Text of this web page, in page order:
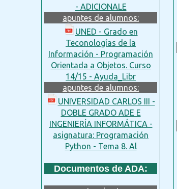
- ADICIONALE
apuntes de alumnos:
UNED - Grado en
Teconologías de la
Información - Programación
Orientada a Objetos. Curso
14/15 - Ayuda_Libr
apuntes de alumnos:
UNIVERSIDAD CARLOS III -
DOBLE GRADO ADE E
INGENIERÍA INFORMÁTICA -
asignatura: Programación
Python - Tema 8. Al
Documentos de ADA: